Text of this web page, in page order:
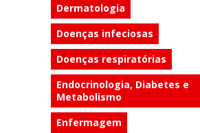
Dermatologia
Doenças infeciosas
Doenças respiratórias
Endocrinologia, Diabetes e
Metabolismo
Enfermagem